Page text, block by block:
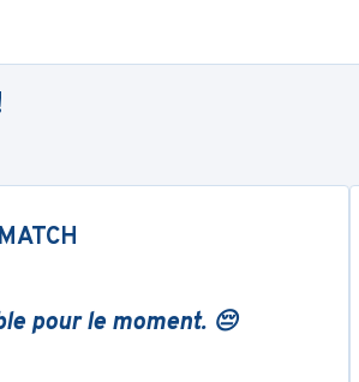
pour le moment. 😔